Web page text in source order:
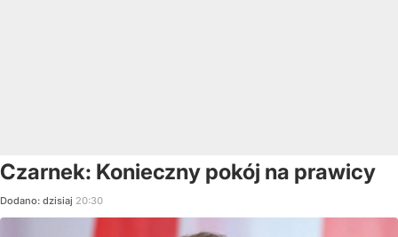
Czarnek: Konieczny pokój na prawicy
Dodano: dzisiaj 20:30